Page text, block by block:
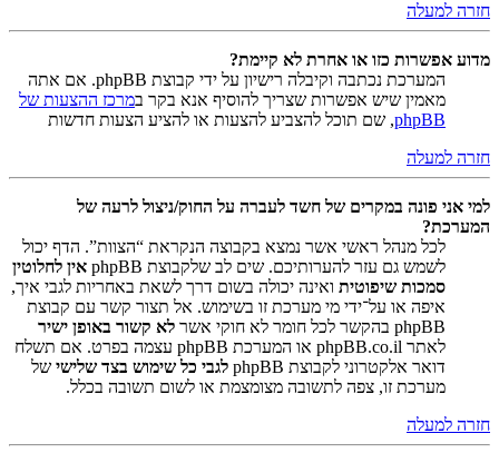
חזרה למעלה
מדוע אפשרות כזו או אחרת לא קיימת?
המערכת נכתבה וקיבלה רישיון על ידי קבוצת phpBB. אם אתה
מאמין שיש אפשרות שצריך להוסיף אנא בקר במרכז ההצעות של
phpBB, שם תוכל להצביע להצעות או להציע הצעות חדשות
חזרה למעלה
למי אני פונה במקרים של חשד לעברה על החוק/ניצול לרעה של
המערכת?
לכל מנהל ראשי אשר נמצא בקבוצה הנקראת “הצוות”. הדף יכול
לשמש גם עזר להערותיכם. שים לב שלקבוצת phpBB
אין לחלוטין
סמכות שיפוטית ואינה יכולה בשום דרך לשאת באחריות לגבי איך,
איפה או על־ידי מי מערכת זו בשימוש. אל תצור קשר עם קבוצת
phpBB בהקשר לכל חומר לא חוקי אשר
לא קשור באופן ישיר
לאתר phpBB.co.il או המערכת phpBB עצמה בפרט. אם תשלח
דואר אלקטרוני לקבוצת phpBB
לגבי כל שימוש בצד שלישי של
מערכת זו, צפה לתשובה מצומצמת או לשום תשובה בכלל.
חזרה למעלה